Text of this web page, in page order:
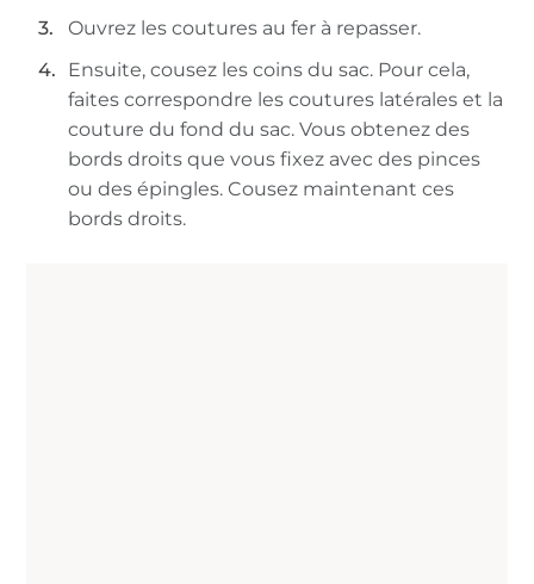
Ouvrez les coutures au fer à repasser.
Ensuite, cousez les coins du sac. Pour cela,
faites correspondre les coutures latérales et la
couture du fond du sac. Vous obtenez des
bords droits que vous fixez avec des pinces
ou des épingles. Cousez maintenant ces
bords droits.